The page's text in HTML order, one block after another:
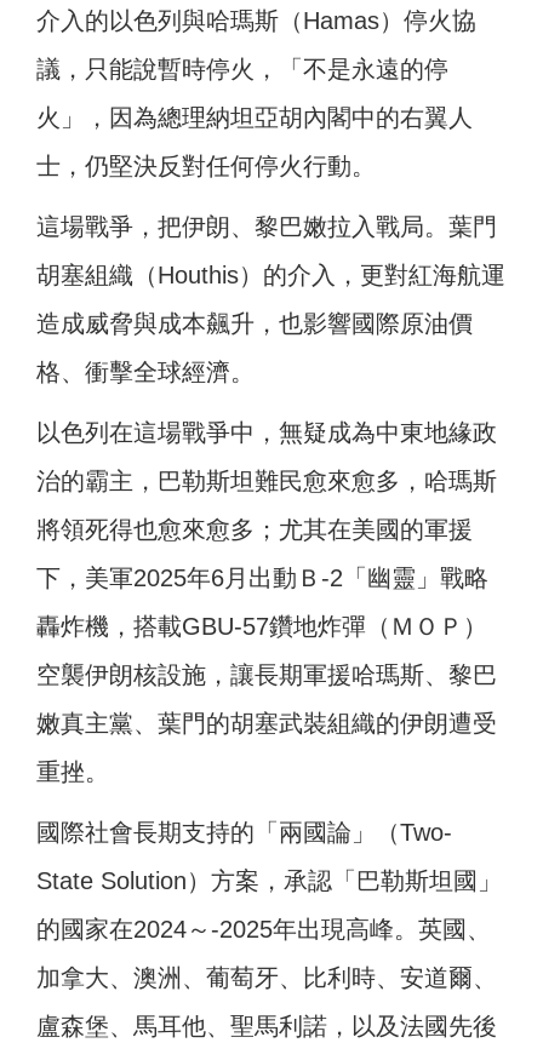
介入的以色列與哈瑪斯（Hamas）停火協
議，只能說暫時停火，「不是永遠的停
火」，因為總理納坦亞胡內閣中的右翼人
士，仍堅決反對任何停火行動。
這場戰爭，把伊朗、黎巴嫩拉入戰局。葉門
胡塞組織（Houthis）的介入，更對紅海航運
造成威脅與成本飆升，也影響國際原油價
格、衝擊全球經濟。
以色列在這場戰爭中，無疑成為中東地緣政
治的霸主，巴勒斯坦難民愈來愈多，哈瑪斯
將領死得也愈來愈多；尤其在美國的軍援
下，美軍2025年6月出動Ｂ-2「幽靈」戰略
轟炸機，搭載GBU-57鑽地炸彈（ＭＯＰ）
空襲伊朗核設施，讓長期軍援哈瑪斯、黎巴
嫩真主黨、葉門的胡塞武裝組織的伊朗遭受
重挫。
國際社會長期支持的「兩國論」（Two-
State Solution）方案，承認「巴勒斯坦國」
的國家在2024～-2025年出現高峰。英國、
加拿大、澳洲、葡萄牙、比利時、安道爾、
盧森堡、馬耳他、聖馬利諾，以及法國先後